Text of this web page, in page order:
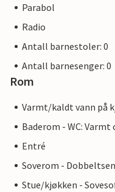
Parabol
Radio
Antall barnestoler: 0
Antall barnesenger: 0
Rom
Varmt/kaldt vann på
Baderom - WC:
Entré
Soverom -
Stue/kjøkken -